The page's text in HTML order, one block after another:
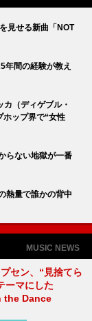
見せる新曲「NOT
年間の経験が教え
（ディゲブル・
ップ界で“女性
らない地獄が一番
熱量で誰かの背中
MUSIC NEWS
セン、“見捨てら
ーマにした
the Dance